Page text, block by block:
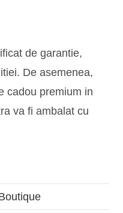
de garantie,
De asemenea,
cadou premium in
va fi ambalat cu